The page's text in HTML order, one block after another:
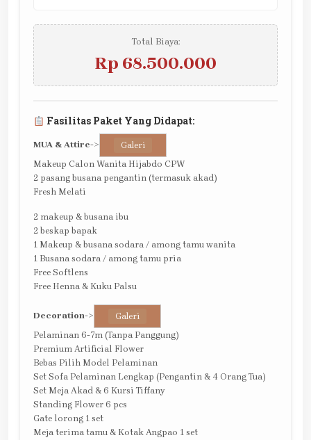
Total Biaya:
Rp 68.500.000
Fasilitas Paket Yang Didapat:
MUA & Attire-> Galeri
Makeup Calon Wanita Hijabdo CPW
2 pasang busana pengantin (termasuk akad)
Fresh Melati
2 makeup & busana ibu
2 beskap bapak
1 Makeup & busana sodara / among tamu wanita
1 Busana sodara / among tamu pria
Free Softlens
Free Henna & Kuku Palsu
Decoration-> Galeri
Pelaminan 6-7m (Tanpa Panggung)
Premium Artificial Flower
Bebas Pilih Model Pelaminan
Set Sofa Pelaminan Lengkap (Pengantin & 4 Orang Tua)
Set Meja Akad & 6 Kursi Tiffany
Standing Flower 6 pcs
Gate lorong 1 set
Meja terima tamu & Kotak Angpao 1 set